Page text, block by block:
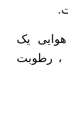
یک
، رطوبت